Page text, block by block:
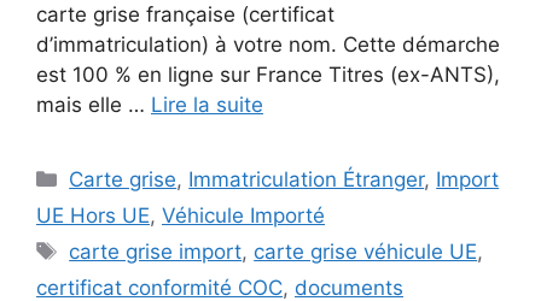
carte grise française (certificat
d’immatriculation) à votre nom. Cette démarche
est 100 % en ligne sur France Titres (ex-ANTS),
mais elle … Lire la suite
Catégories
Carte grise, Immatriculation Étranger, Import
UE Hors UE, Véhicule Importé
Étiquettes
carte grise import, carte grise véhicule UE,
certificat conformité COC, documents